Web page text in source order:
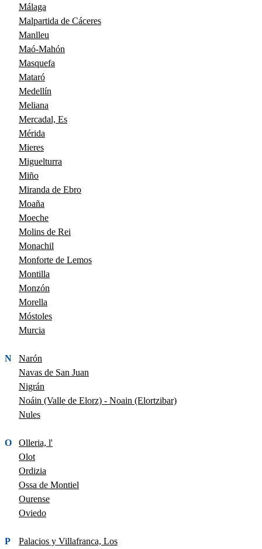
Málaga
Malpartida de Cáceres
Manlleu
Maó-Mahón
Masquefa
Mataró
Medellín
Meliana
Mercadal, Es
Mérida
Mieres
Miguelturra
Miño
Miranda de Ebro
Moaña
Moeche
Molins de Rei
Monachil
Monforte de Lemos
Montilla
Monzón
Morella
Móstoles
Murcia
N
Narón
Navas de San Juan
Nigrán
Noáin (Valle de Elorz) - Noain (Elortzibar)
Nules
O
Olleria, l'
Olot
Ordizia
Ossa de Montiel
Ourense
Oviedo
P
Palacios y Villafranca, Los